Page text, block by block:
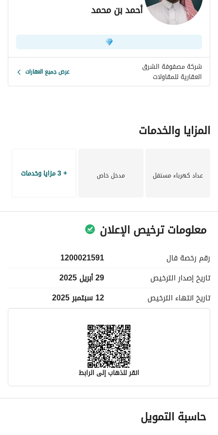
أحمد بن محمد
شركة مصفوفة الشرق
العقارية للمقاولات عرض جميع العقارات
المزايا والخدمات
عداد كهرباء مستقل مدخل خاص + 3 مزايا وخدمات
معلومات ترخيص الإعلان
رقم رخصة فال
1200021591
تاريخ إصدار الترخيص
29 أبريل 2025
تاريخ انتهاء الترخيص 12 سبتمبر 2025
انقر للذهاب إلى الرابط
معلومات مسؤول الإعلان
اسم المسؤول
حاسبة التمويل